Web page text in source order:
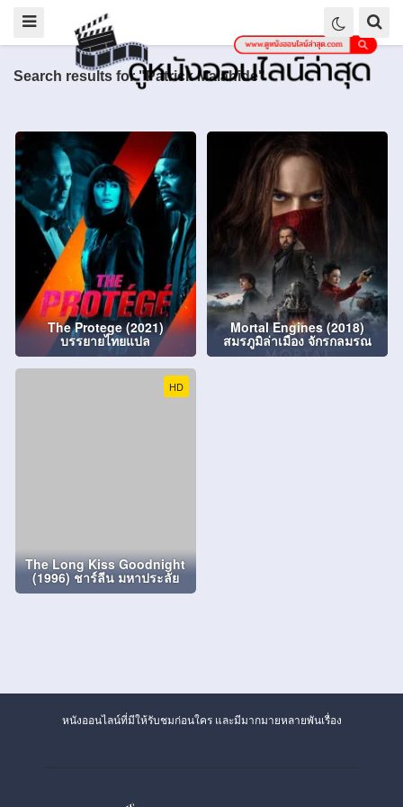
Search results for "Patrick Malahide"
The Protege (2021)
บรรยายไทยแปล
Mortal Engines (2018)
สมรภูมิล่าเมือง จักรกลมรณ
HD
The Long Kiss Goodnight
(1996) ชาร์ลีน มหาประลัย
หนังออนไลน์ที่มีให้รับชมก่อนใคร และมีมากมายหลายพันเรื่อง